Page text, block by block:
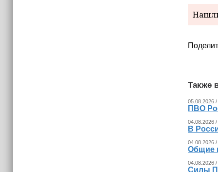
Также
05.08.2026 /
ПВО
04.08.2026
В
04.08.2026
Общие
04.08.2026
Силы